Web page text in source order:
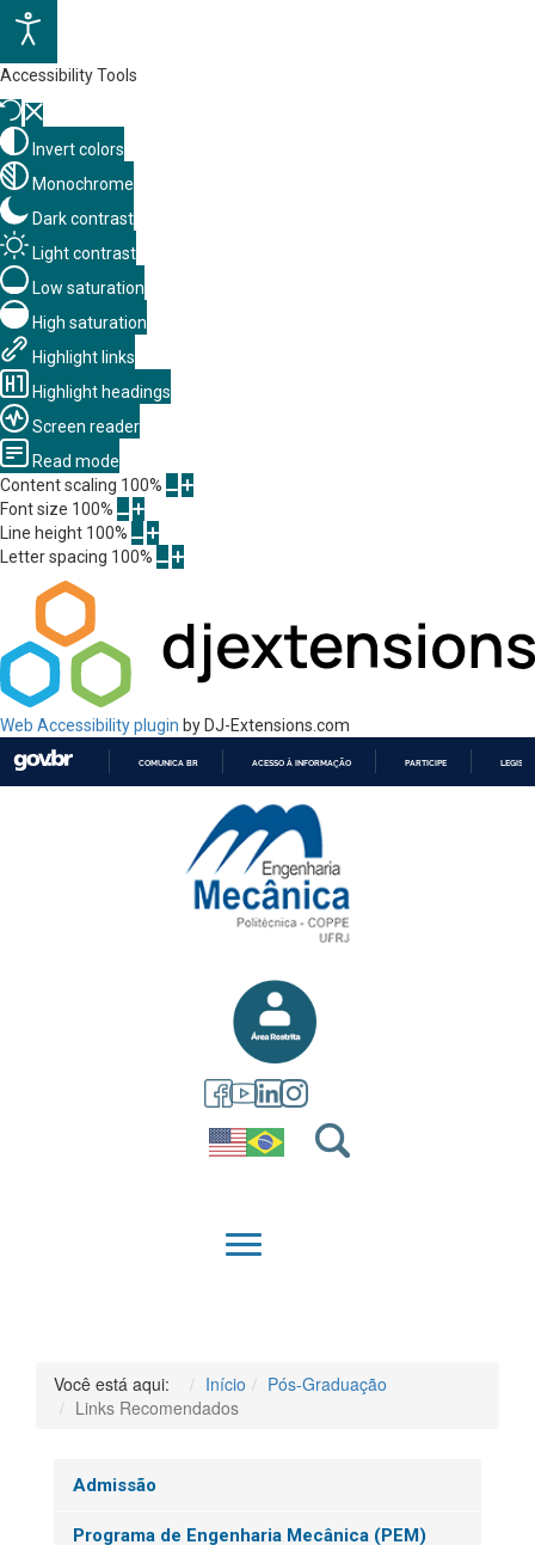
Accessibility Tools
Invert colors
Monochrome
Dark contrast
Light contrast
Low saturation
High saturation
Highlight links
Highlight headings
Screen reader
Read mode
Content scaling 100%
Font size 100%
Line height 100%
Letter spacing 100%
Web Accessibility plugin by DJ-Extensions.com
PARA
CONTEÚDO
COMUNICA BR ACESSO À INFORMAÇÃO PARTICIPE
QUEM SOMOS
Você está aqui: Início
Pós-Graduação
Links Recomendados
Admissão
Programa de Engenharia Mecânica (PEM)